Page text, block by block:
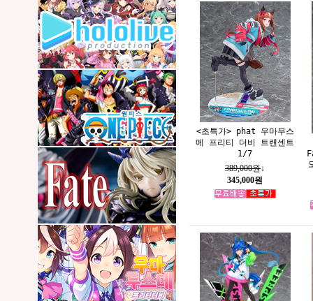
<초특가> phat 우마무스
메 프리티 더비 트랜센트
1/7
389,000원↓
345,000원